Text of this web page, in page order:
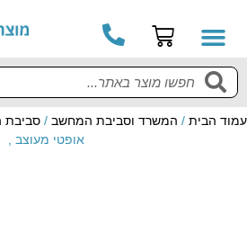
עמוד הבית / המשרד וסביבת המחשב /
אופטי מעוצב ,